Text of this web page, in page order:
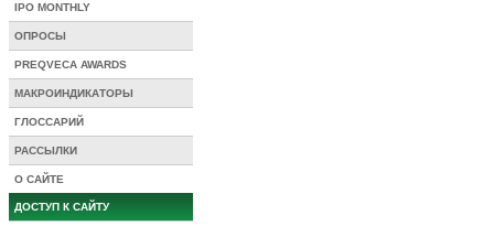
IPO MONTHLY
ОПРОСЫ
PREQVECA AWARDS
МАКРОИНДИКАТОРЫ
ГЛОССАРИЙ
РАССЫЛКИ
О САЙТЕ
ДОСТУП К САЙТУ